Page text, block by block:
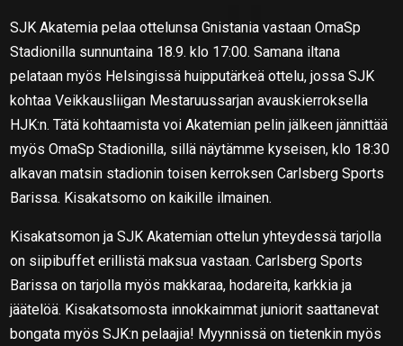
SJK Akatemia pelaa ottelunsa Gnistania vastaan OmaSp
Stadionilla sunnuntaina 18.9. klo 17:00. Samana iltana
pelataan myös Helsingissä huipputärkeä ottelu, jossa SJK
kohtaa Veikkausliigan Mestaruussarjan avauskierroksella
HJK:n. Tätä kohtaamista voi Akatemian pelin jälkeen jännittää
myös OmaSp Stadionilla, sillä näytämme kyseisen, klo 18:30
alkavan matsin stadionin toisen kerroksen Carlsberg Sports
Barissa. Kisakatsomo on kaikille ilmainen.
Kisakatsomon ja SJK Akatemian ottelun yhteydessä tarjolla
on siipibuffet erillistä maksua vastaan. Carlsberg Sports
Barissa on tarjolla myös makkaraa, hodareita, karkkia ja
jäätelöä. Kisakatsomosta innokkaimmat juniorit saattanevat
bongata myös SJK:n pelaajia! Myynnissä on tietenkin myös